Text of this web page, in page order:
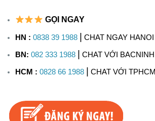
GỌI NGAY
HN : 0838 39 1988 CHAT NGAY HANOI
BN: 082 333 1988 CHAT VỚI BACNINH
HCM : 0828 66 1988 | CHAT VỚI TPHCM